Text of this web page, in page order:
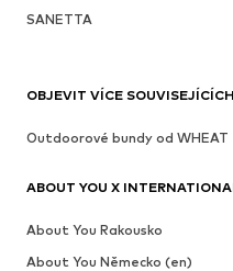
SANETTA
OBJEVIT VÍCE
Outdoorové bundy od WHEAT
ABOUT YOU X
About You Rakousko
About You Německo (en)